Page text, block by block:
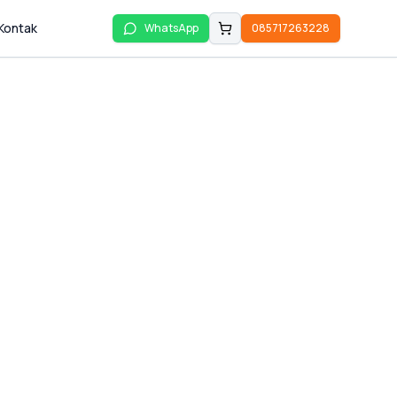
WhatsApp 085717263228